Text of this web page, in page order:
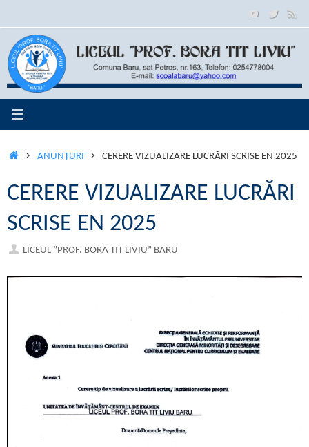
la
conținut
PRIMAANUNŢURI CERERE VIZUALIZARE LUCRĂRI SCRISE EN 2025
CERERE VIZUALIZARE LUCRĂRI
SCRISE EN 2025
LICEUL ”PROF. BORA TIT LIVIU” BARU